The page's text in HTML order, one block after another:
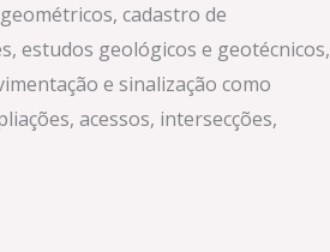
cadastro de
estudos geológicos e geotécnicos,
e sinalização como
acessos, intersecções,